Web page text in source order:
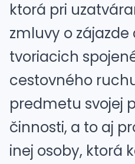
ktorá pri
zmluvy o
tvoriacich
cestovného
predmetu svojej
činnosti, a to aj
inej osoby, ktorá